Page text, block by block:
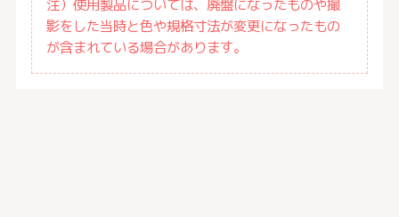
注）使用製品については、廃盤になったものや撮
影をした当時と色や規格寸法が変更になったもの
が含まれている場合があります。